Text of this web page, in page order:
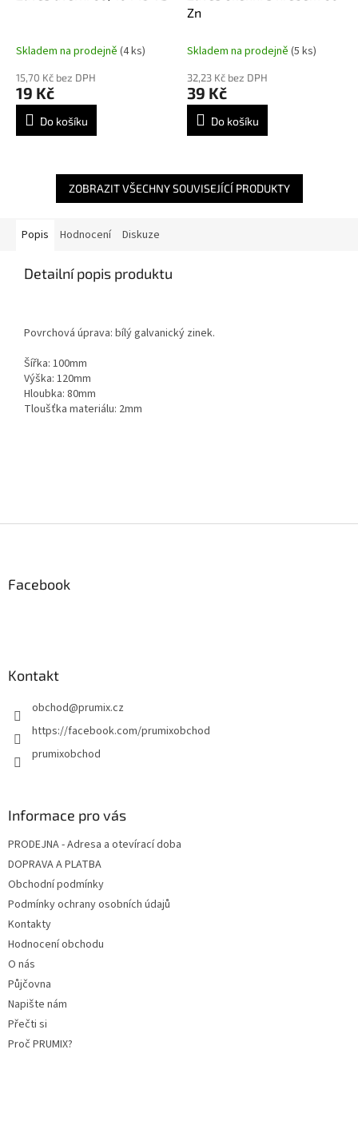
Skladem na prodejně (4 ks)
15,70 Kč bez DPH
19 Kč
Do košíku
Zn
Skladem na prodejně (5 ks)
32,23 Kč bez DPH
39 Kč
Do košíku
ZOBRAZIT VŠECHNY SOUVISEJÍCÍ PRODUKTY
Popis Hodnocení Diskuze
Detailní popis produktu
Povrchová úprava: bílý galvanický zinek.
Šířka: 100mm
Výška: 120mm
Hloubka: 80mm
Tloušťka materiálu: 2mm
Facebook
Kontakt
obchod@prumix.cz
https://facebook.com/prumixobchod
prumixobchod
Informace pro vás
PRODEJNA - Adresa a otevírací doba
DOPRAVA A PLATBA
Obchodní podmínky
Podmínky ochrany osobních údajů
Kontakty
Hodnocení obchodu
O nás
Půjčovna
Napište nám
Přečti si
Proč PRUMIX?